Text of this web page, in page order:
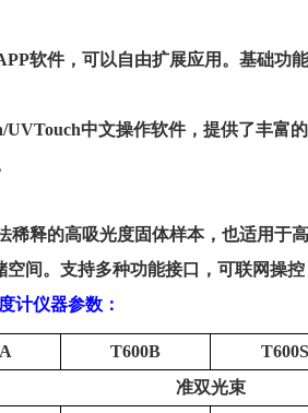
软件，可以自由扩展应用。基础功
UVTouch中文操作软件，提供了丰富
稀释的高吸光度固体样本，也适用于
空间。支持多种功能接口，可联网操控
度计仪器参数：
T600B T600S
准双光束